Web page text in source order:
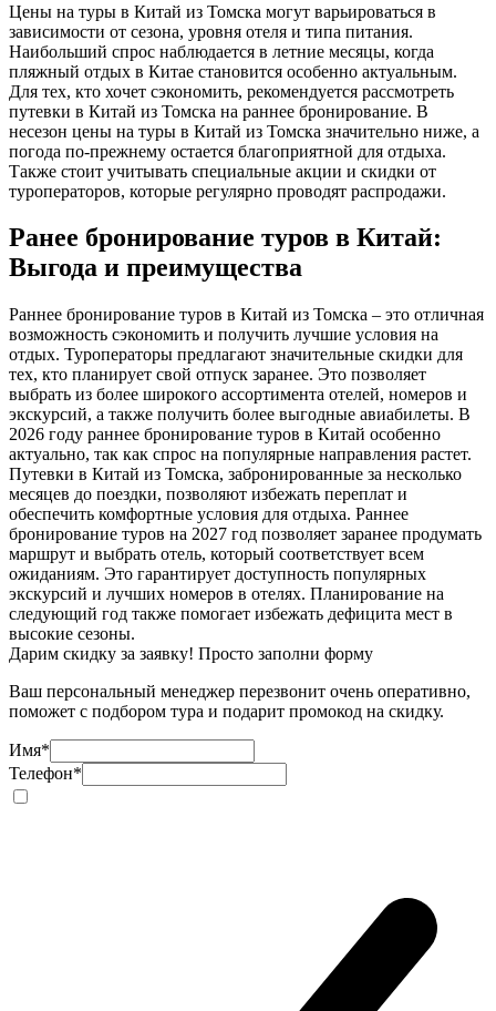
Цены на туры в Китай из Томска могут варьироваться в
зависимости от сезона, уровня отеля и типа питания.
Наибольший спрос наблюдается в летние месяцы, когда
пляжный отдых в Китае становится особенно актуальным.
Для тех, кто хочет сэкономить, рекомендуется рассмотреть
путевки в Китай из Томска на раннее бронирование. В
несезон цены на туры в Китай из Томска значительно ниже, а
погода по-прежнему остается благоприятной для отдыха.
Также стоит учитывать специальные акции и скидки от
туроператоров, которые регулярно проводят распродажи.
Ранее бронирование туров в Китай:
Выгода и преимущества
Раннее бронирование туров в Китай из Томска – это отличная
возможность сэкономить и получить лучшие условия на
отдых. Туроператоры предлагают значительные скидки для
тех, кто планирует свой отпуск заранее. Это позволяет
выбрать из более широкого ассортимента отелей, номеров и
экскурсий, а также получить более выгодные авиабилеты. В
2026 году раннее бронирование туров в Китай особенно
актуально, так как спрос на популярные направления растет.
Путевки в Китай из Томска, забронированные за несколько
месяцев до поездки, позволяют избежать переплат и
обеспечить комфортные условия для отдыха. Раннее
бронирование туров на 2027 год позволяет заранее продумать
маршрут и выбрать отель, который соответствует всем
ожиданиям. Это гарантирует доступность популярных
экскурсий и лучших номеров в отелях. Планирование на
следующий год также помогает избежать дефицита мест в
высокие сезоны.
Дарим скидку за заявку! Просто заполни форму
Ваш персональный менеджер перезвонит очень оперативно,
поможет с подбором тура и подарит промокод на скидку.
Имя*
Телефон*